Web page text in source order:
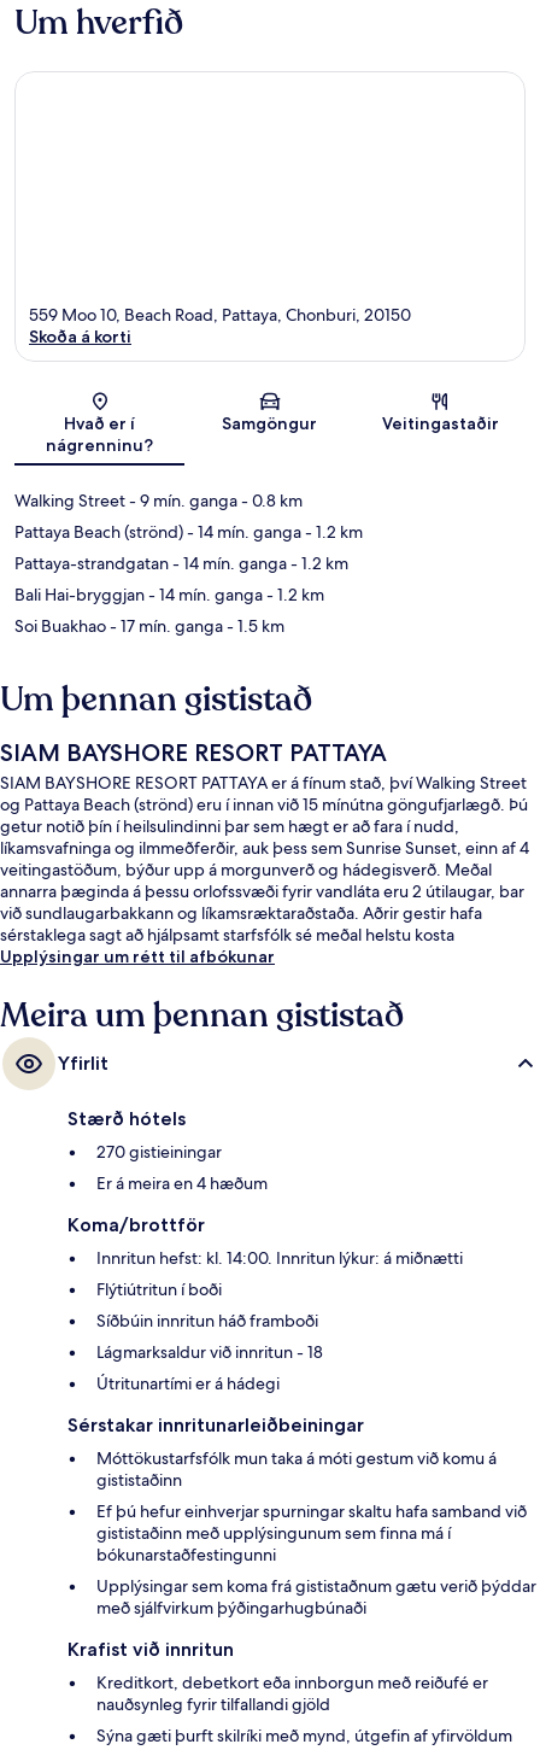
Um hverfið
Kort
559 Moo 10, Beach Road, Pattaya, Chonburi, 20150
Skoða á korti
Hvað er í
nágrenninu?
Samgöngur Veitingastaðir
Walking Street- 9 mín. ganga- 0.8 km
Pattaya Beach (strönd)- 14 mín. ganga- 1.2 km
Pattaya-strandgatan- 14 mín. ganga- 1.2 km
Bali Hai-bryggjan- 14 mín. ganga- 1.2 km
Soi Buakhao- 17 mín. ganga- 1.5 km
Um þennan gististað
SIAM BAYSHORE RESORT PATTAYA
SIAM BAYSHORE RESORT PATTAYA er á fínum stað, því Walking Street
og Pattaya Beach (strönd) eru í innan við 15 mínútna göngufjarlægð. Þú
getur notið þín í heilsulindinni þar sem hægt er að fara í nudd,
líkamsvafninga og ilmmeðferðir, auk þess sem Sunrise Sunset, einn af 4
veitingastöðum, býður upp á morgunverð og hádegisverð. Meðal
annarra þæginda á þessu orlofssvæði fyrir vandláta eru 2 útilaugar, bar
við sundlaugarbakkann og líkamsræktaraðstaða. Aðrir gestir hafa
sérstaklega sagt að hjálpsamt starfsfólk sé meðal helstu kosta
gististaðarins.
Upplýsingar um rétt til afbókunar
Meira um þennan gististað
Yfirlit
Stærð hótels
270 gistieiningar
Er á meira en 4 hæðum
Koma/brottför
Innritun hefst: kl. 14:00. Innritun lýkur: á miðnætti
Flýtiútritun í boði
Síðbúin innritun háð framboði
Lágmarksaldur við innritun - 18
Útritunartími er á hádegi
Sérstakar innritunarleiðbeiningar
Móttökustarfsfólk mun taka á móti gestum við komu á
gististaðinn
Ef þú hefur einhverjar spurningar skaltu hafa samband við
gististaðinn með upplýsingunum sem finna má í
bókunarstaðfestingunni
Upplýsingar sem koma frá gististaðnum gætu verið þýddar
með sjálfvirkum þýðingarhugbúnaði
Krafist við innritun
Kreditkort, debetkort eða innborgun með reiðufé er
nauðsynleg fyrir tilfallandi gjöld
Sýna gæti þurft skilríki með mynd, útgefin af yfirvöldum